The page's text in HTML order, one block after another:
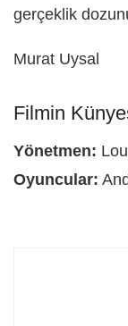
gerçeklik
Murat Uysal
Filmin
Yönetmen:
Oyuncular: